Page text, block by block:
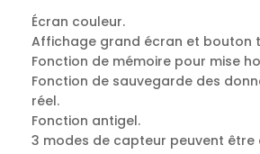
Écran couleur.
Affichage grand écran et bouton
Fonction de mémoire pour mise
Fonction de sauvegarde des
réel.
Fonction antigel.
3 modes de capteur peuvent être